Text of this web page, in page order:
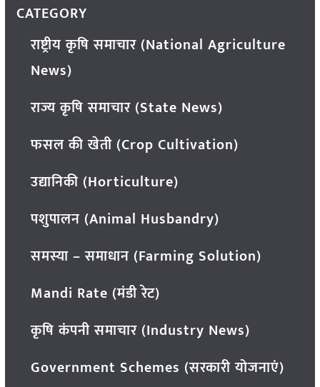
CATEGORY
राष्ट्रीय कृषि समाचार (National Agriculture
News)
राज्य कृषि समाचार (State News)
फसल की खेती (Crop Cultivation)
उद्यानिकी (Horticulture)
पशुपालन (Animal Husbandry)
समस्या – समाधान (Farming Solution)
Mandi Rate (मंडी रेट)
कृषि कंपनी समाचार (Industry News)
Government Schemes (सरकारी योजनाएं)